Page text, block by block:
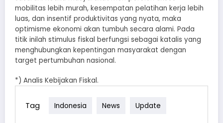
mobilitas lebih murah, kesempatan pelatihan kerja lebih
luas, dan insentif produktivitas yang nyata, maka
optimisme ekonomi akan tumbuh secara alami. Pada
titik inilah stimulus fiskal berfungsi sebagai katalis yang
menghubungkan kepentingan masyarakat dengan
target pertumbuhan nasional.
*) Analis Kebijakan Fiskal.
Tag Indonesia News Update